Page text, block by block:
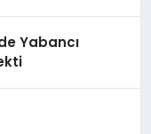
Yabancı